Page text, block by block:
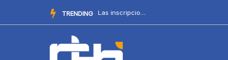
TRENDING La Delegación de Cultura recuerda el procedimiento para par...